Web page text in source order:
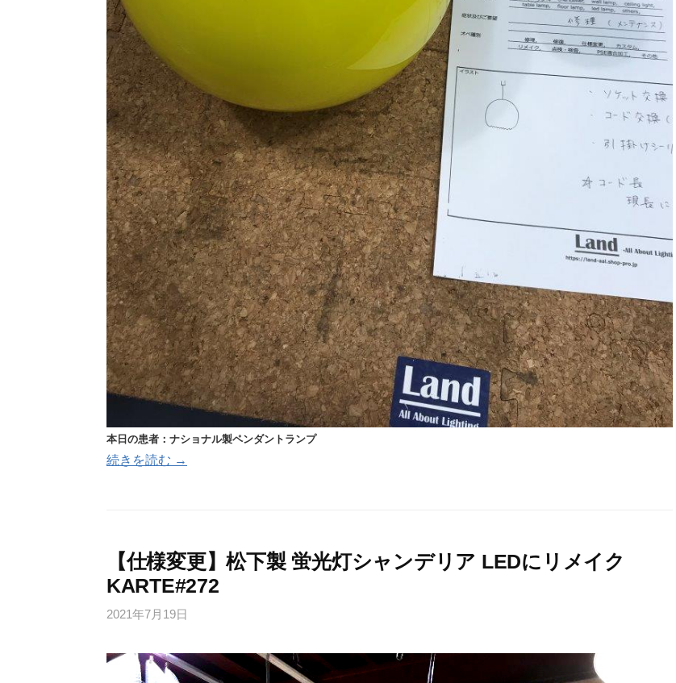
本日の患者：ナショナル製ペンダントランプ
続きを読む →
【仕様変更】松下製 蛍光灯シャンデリア LEDにリメイク
KARTE#272
2021年7月19日